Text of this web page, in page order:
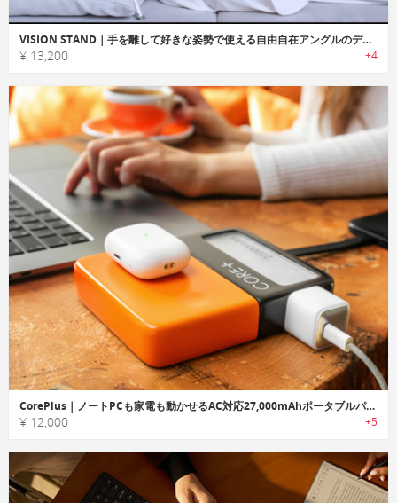
VISION STAND｜手を離して好きな姿勢で使える自由自在アングルのデバイスホルダー
¥ 13,200 +4
CorePlus｜ノートPCも家電も動かせるAC対応27,000mAhポータブルパワーバンク
¥ 12,000 +5